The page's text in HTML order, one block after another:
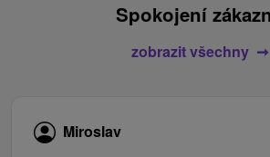
Spokojení
zobrazit všechny
Miroslav